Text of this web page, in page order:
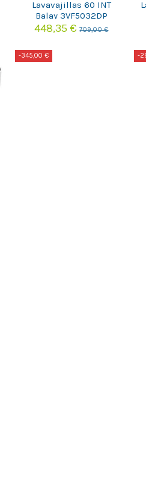
Lavavajillas 60 INT
Balay 3VF5032DP
448,35 €709,00 €
-345,00 € -